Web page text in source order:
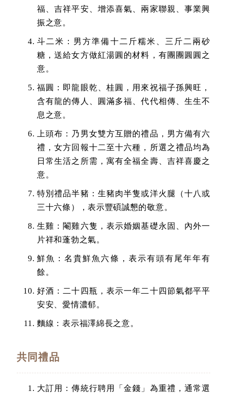
福、吉祥平安、增添喜氣、兩家聯親、事業興
振之意。
斗二米：男方準備十二斤糯米、三斤二兩砂
糖，送給女方做紅湯圓的材料，有團團圓圓之
意。
福圓：即龍眼乾、桂圓，用來祝福子孫興旺，
含有龍的傳人、圓滿多福、代代相傳、生生不
息之意。
上頭布：乃男女雙方互贈的禮品，男方備有六
禮，女方回報十二至十六種，所選之禮品均為
日常生活之所需，寓有全福全壽、吉祥喜慶之
意。
特別禮品半豬：生豬肉半隻或洋火腿（十八或
三十六條），表示豐碩誠懇的敬意。
生雞：閹雞六隻，表示婚姻基礎永固、內外一
片祥和蓬勃之氣。
鮮魚：名貴鮮魚六條，表示有頭有尾年年有
餘。
好酒：二十四瓶，表示一年二十四節氣都平平
安安、愛情濃郁。
麵線：表示福澤綿長之意。
共同禮品
大訂用：傳統行聘用「金錢」為重禮，通常選